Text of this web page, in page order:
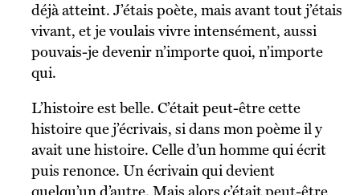
déjà atteint. J’étais poète, mais avant tout j’étais
vivant, et je voulais vivre intensément, aussi
pouvais-je devenir n’importe quoi, n’importe
qui.
L’histoire est belle. C’était peut-être cette
histoire que j’écrivais, si dans mon poème il y
avait une histoire. Celle d’un homme qui écrit
puis renonce. Un écrivain qui devient
quelqu’un d’autre. Mais alors c’était peut-être